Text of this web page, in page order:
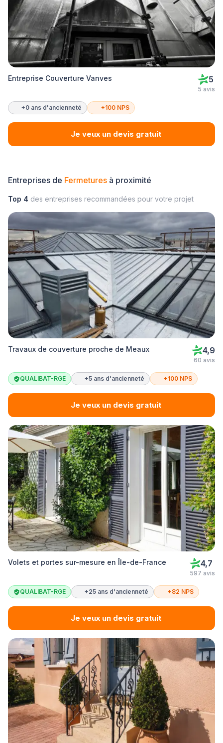
Entreprise Couverture Vanves 5
5 avis
+0 ans d'ancienneté +100 NPS
Je veux un devis gratuit
Entreprises de Fermetures à proximité
Top 4 des entreprises recommandées pour votre projet
Travaux de couverture proche de Meaux 4,9
60 avis
QUALIBAT-RGE +5 ans d'ancienneté +100 NPS
Je veux un devis gratuit
Volets et portes sur-mesure en Île-de-France 4,7
597 avis
QUALIBAT-RGE +25 ans d'ancienneté +82 NPS
Je veux un devis gratuit